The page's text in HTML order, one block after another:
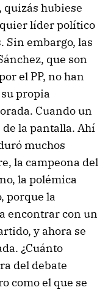
quizás hubiese
líder político
Sin embargo, las
que son
el PP, no han
propia
Cuando un
la pantalla. Ahí
muchos
la campeona del
la polémica
porque la
encontrar con un
y ahora se
¿Cuánto
del debate
como el que se